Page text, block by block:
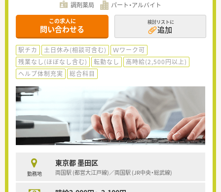
調剤薬局 パート・アルバイト
この求人に
問い合わせる
検討リストに
追加
駅チカ 土日休み(相談可含む)
Ｗワーク可
残業なし(ほぼなし含む)
転勤なし
高時給(2,500円以上)
ヘルプ体制充実
総合科目
勤務地
東京都 墨田区
両国駅 (都営大江戸線)／両国駅 (JR中央・総武線)